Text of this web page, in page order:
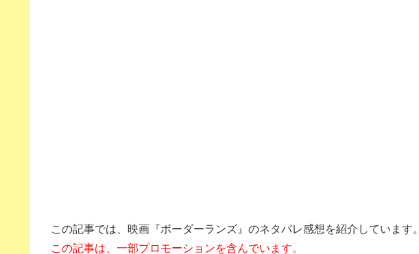
この記事では、映画『ボーダーランズ』のネタバレ感想を紹介しています。
この記事は、一部プロモーションを含んでいます。